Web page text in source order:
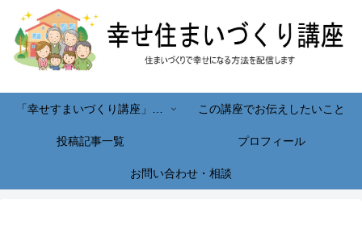
この講座でお伝えしたいこと
投稿記事一覧 プロフィール
お問い合わせ・相談